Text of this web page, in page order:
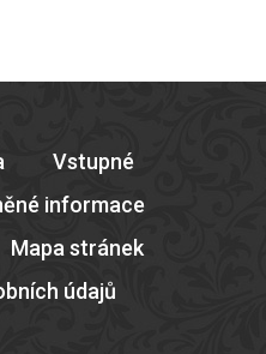
Vstupné
informace
Mapa stránek
údajů